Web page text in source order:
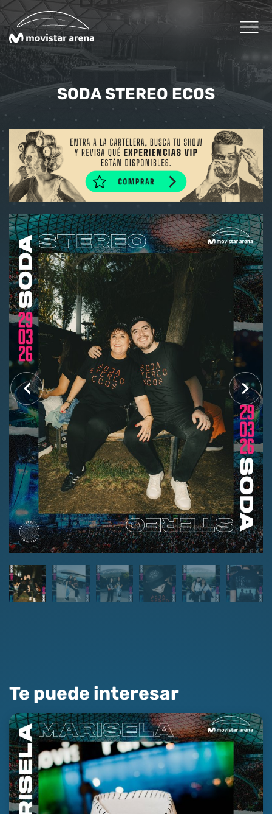
Click acá para ir directamente al contenido
Cartelera
Planifica tu visita
Arena Fans
Arena News
Experiencias Premium
Reservas
Nosotros
Contacto
Club Movistar
Suscríbete
modo claro
SODA STEREO ECOS
Te puede interesar